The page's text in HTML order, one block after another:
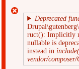
Deprecated
ruct(): Implicitly
nullable is
instead in
vendor/